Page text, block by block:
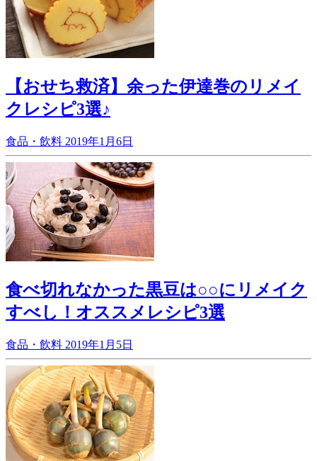
【おせち救済】余った伊達巻のリメイ
クレシピ3選♪
食品・飲料 2019年1月6日
食べ切れなかった黒豆は○○にリメイク
すべし！オススメレシピ3選
食品・飲料 2019年1月5日